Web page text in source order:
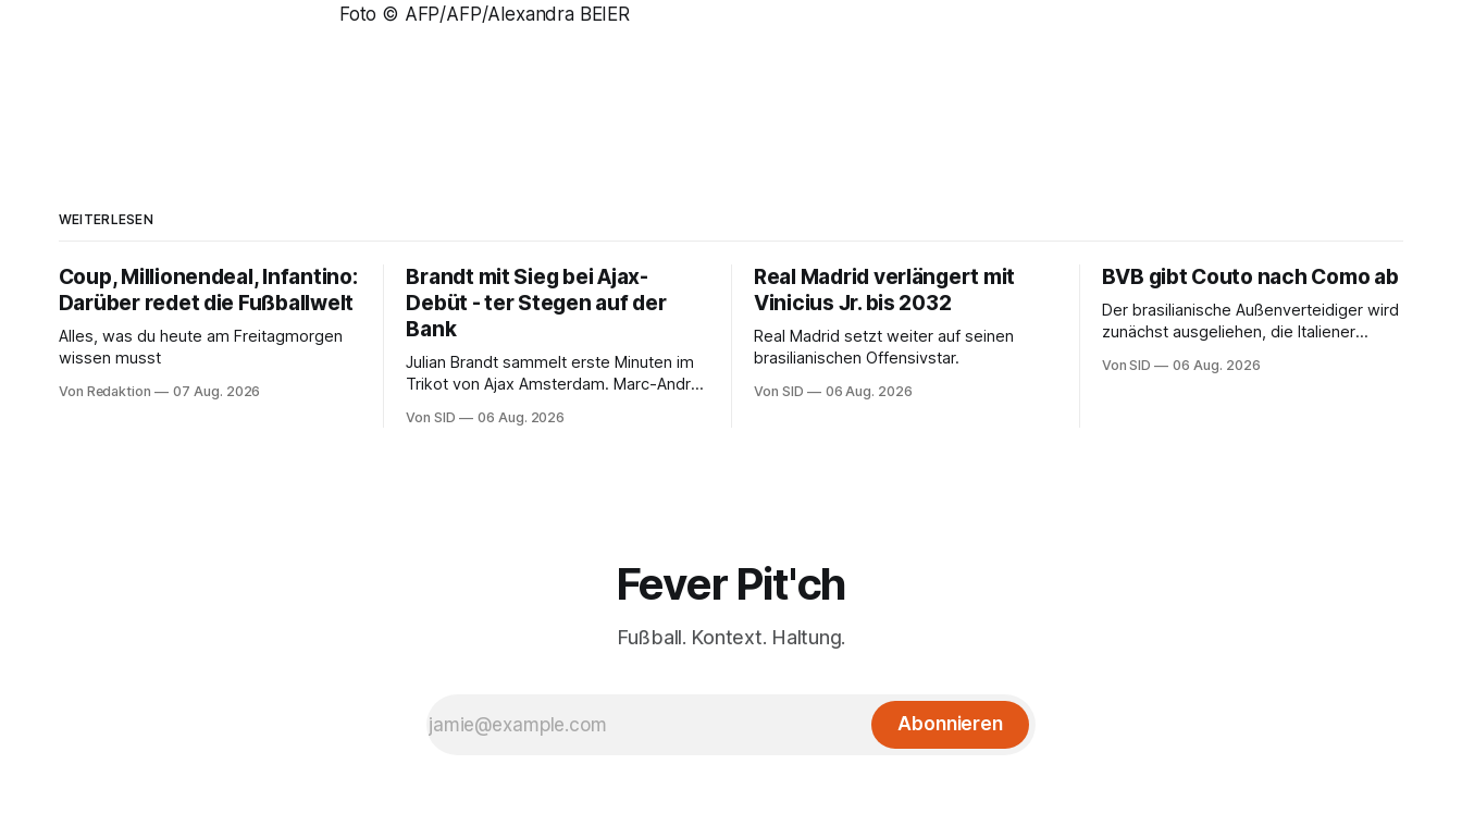
Foto © AFP/AFP/Alexandra BEIER
WEITERLESEN
Coup, Millionendeal, Infantino:
Darüber redet die Fußballwelt
Alles, was du heute am Freitagmorgen
wissen musst
Von Redaktion 07 Aug. 2026
Brandt mit Sieg bei Ajax-
Debüt - ter Stegen auf der
Bank
Julian Brandt sammelt erste Minuten im
Trikot von Ajax Amsterdam. Marc-André
Von SID 06 Aug. 2026
Real Madrid verlängert mit
Vinicius Jr. bis 2032
Real Madrid setzt weiter auf seinen
brasilianischen Offensivstar.
Von SID 06 Aug. 2026
BVB gibt Couto nach Como ab
Der brasilianische Außenverteidiger wird
zunächst ausgeliehen, die Italiener
Von SID 06 Aug. 2026
Fever Pit'ch
Fußball. Kontext. Haltung.
Abonnieren